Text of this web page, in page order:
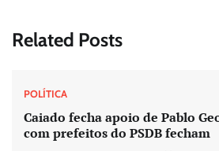
Related Posts
POLÍTICA
Caiado fecha apoio de Pablo
com prefeitos do PSDB fecham